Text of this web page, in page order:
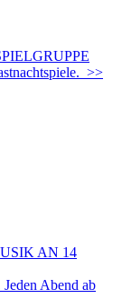
>>
AN 14
Abend ab